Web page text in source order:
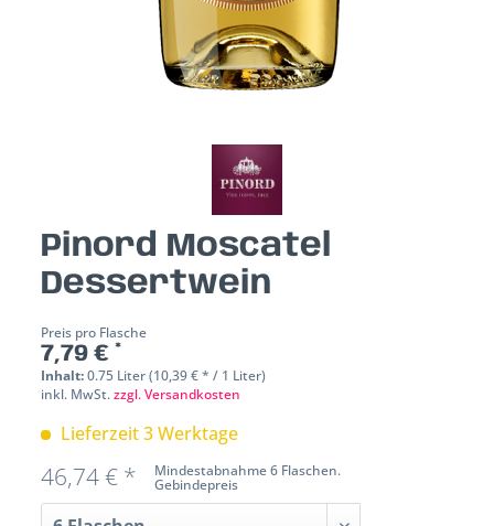
Pinord Moscatel
Dessertwein
Preis pro Flasche
7,79 € *
Inhalt:0.75 Liter (10,39 € * / 1 Liter)
inkl. MwSt.zzgl. Versandkosten
Lieferzeit 3 Werktage
Mindestabnahme 6 Flaschen.
Gebindepreis
46,74 € *